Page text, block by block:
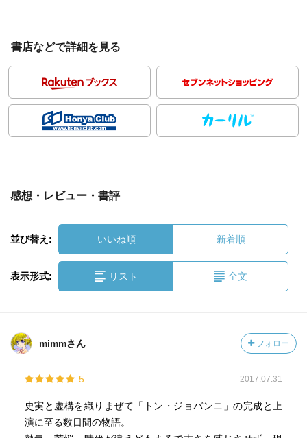
書店などで詳細を見る
感想・レビュー・書評
並び替え: いいね順 新着順
表示形式: リスト 全文
mimmさん フォロー
5 2017.07.31
史実と虚構を織りまぜて「トン・ジョバンニ」の完成と上
演に至る数日間の物語。